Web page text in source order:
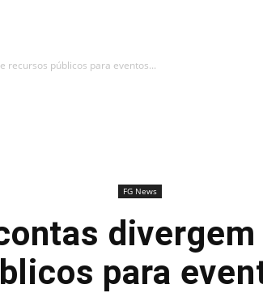
recursos públicos para eventos...
FG News
para